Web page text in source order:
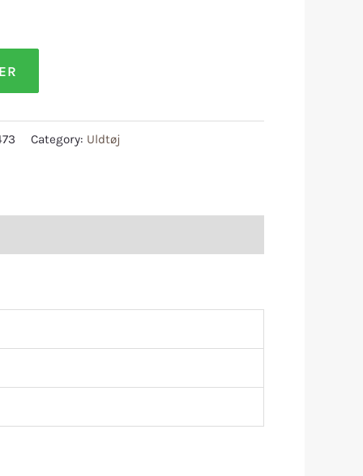
Category: Uldtøj